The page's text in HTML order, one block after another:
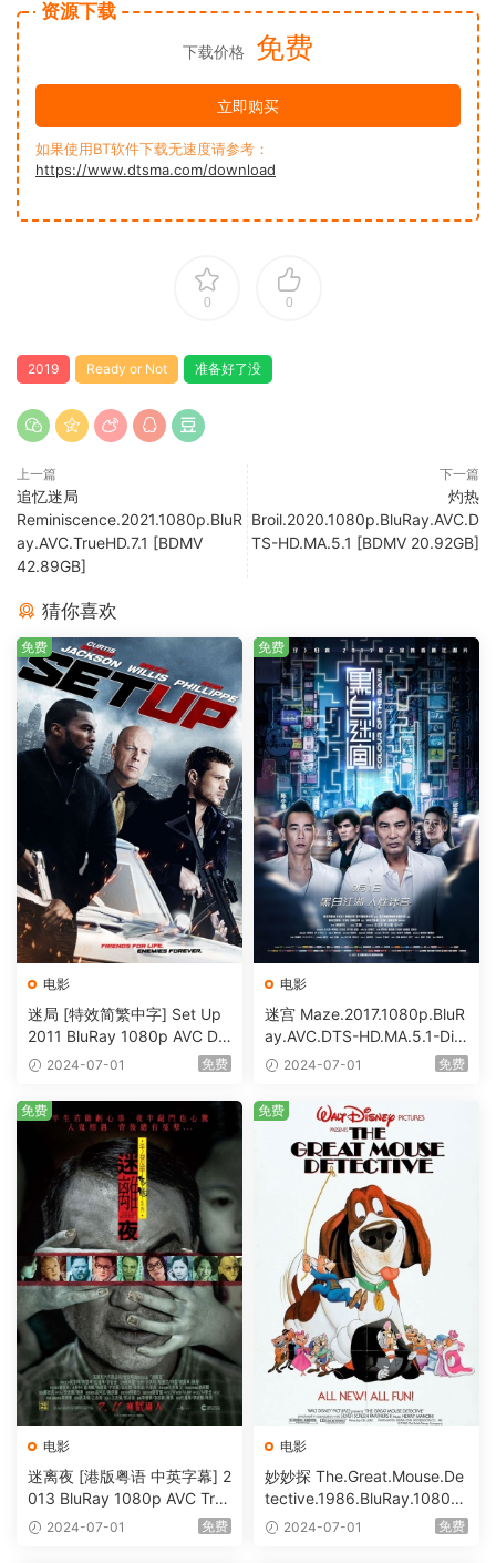
资源下载
下载价格 免费
立即购买
如果使用BT软件下载无速度请参考：
https://www.dtsma.com/download
0 0
2019 Ready or Not 准备好了没
上一篇
追忆迷局
Reminiscence.2021.1080p.BluR
ay.AVC.TrueHD.7.1 [BDMV
42.89GB]
下一篇
灼热
Broil.2020.1080p.BluRay.AVC.D
TS-HD.MA.5.1 [BDMV 20.92GB]
猜你喜欢
电影
迷局 [特效简繁中字] Set Up
2011 BluRay 1080p AVC DT
S-HD MA5.1-shhaclm@CHD
2024-07-01 免费
免费
电影
迷宫 Maze.2017.1080p.BluR
ay.AVC.DTS-HD.MA.5.1-DiY
@HDHome [BDISO 19.7GB]
2024-07-01 免费
免费
电影
迷离夜 [港版粤语 中英字幕] 2
013 BluRay 1080p AVC Tru
eHD5.1 [BDISO 22.64GB]
2024-07-01 免费
免费
电影
妙妙探 The.Great.Mouse.De
tective.1986.BluRay.1080p.
AVC.DTS-HD.MA.5.1-HDHo
2024-07-01 免费
免费